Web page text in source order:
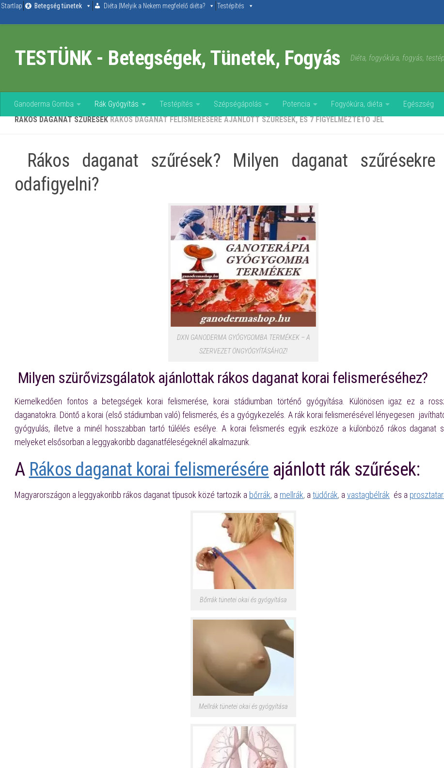
Skip to content
Startlap Betegség tünetek Diéta |Melyik a Nekem megfelelő diéta? Testépítés
TESTÜNK - Betegségek, Tünetek, Fogyás Diéta, fogyókúra, fogyás,
Ganoderma Gomba Rák Gyógyítás Testépítés Szépségápolás Potencia Fogyókúra, diéta Egészség
RÁKOS DAGANAT SZŰRÉSEKRÁKOS DAGANAT FELISMERÉSÉRE AJÁNLOTT SZŰRÉSEK, ÉS 7 FIGYELMEZTETŐ JEL
Rákos daganat szűrések? Milyen daganat szűrésekre
odafigyelni?
DXN GANODERMA GYÓGYGOMBA TERMÉKEK – A
SZERVEZET ÖNGYÓGYÍTÁSÁHOZ!
Milyen szürővizsgálatok ajánlottak rákos daganat korai felismeréséhez?
Kiemelkedően fontos a betegségek korai felismerése, korai stádiumban történő gyógyítása. Különösen igaz ez a
daganatokra. Döntő a korai (első stádiumban való) felismerés, és a gyógykezelés. A rák korai felismerésével lényegesen
gyógyulás, illetve a minél hosszabban tartó túlélés esélye. A korai felismerés egyik eszköze a különböző rákos daganat
melyeket elsősorban a leggyakoribb daganatféleségeknél alkalmazunk.
A Rákos daganat korai felismerésére ajánlott rák szűrések:
Magyarországon a leggyakoribb rákos daganat típusok közé tartozik a bőrrák, a mellrák, a tüdőrák, a vastagbélrák és a
Bőrrák tünetei okai és gyógyítása
Mellrák tünetei okai és gyógyítása